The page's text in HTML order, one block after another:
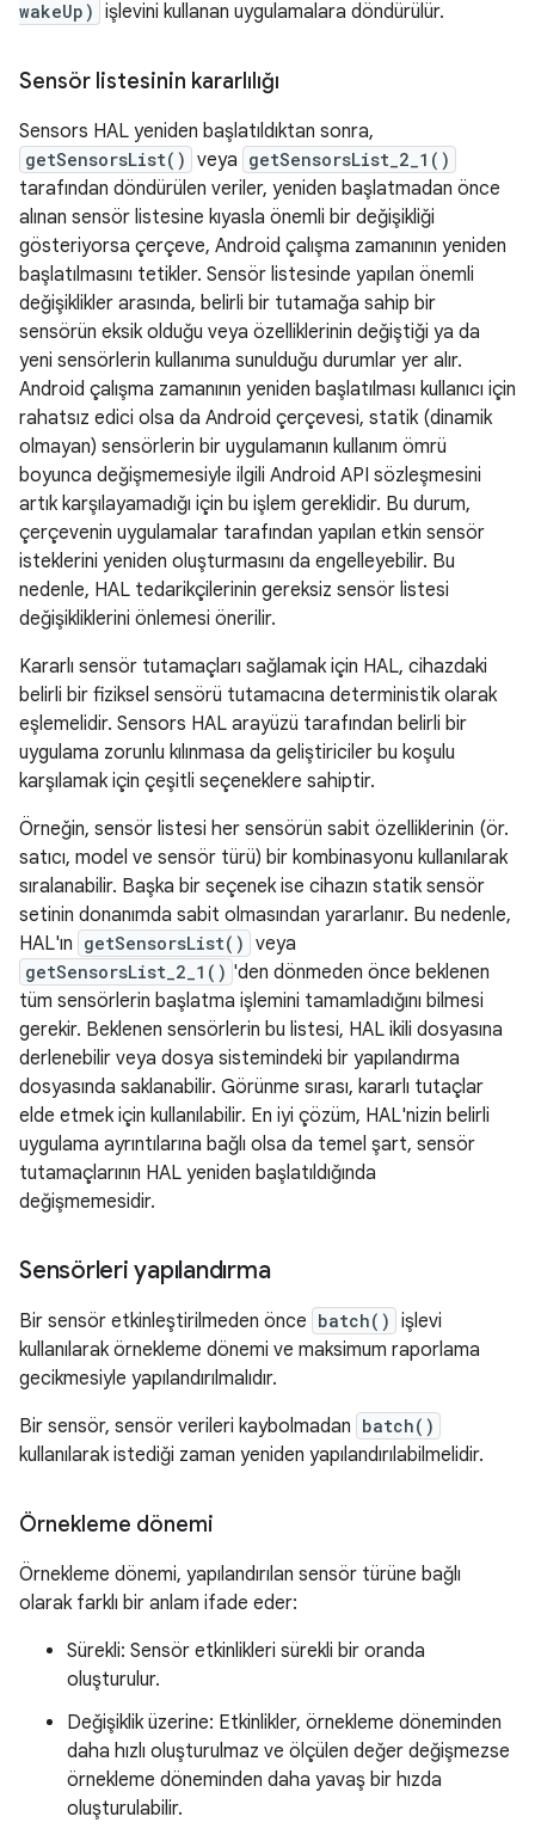
wakeUp) işlevini kullanan uygulamalara döndürülür.
Sensör listesinin kararlılığı
Sensors HAL yeniden başlatıldıktan sonra,
getSensorsList() veya getSensorsList_2_1()
tarafından döndürülen veriler, yeniden başlatmadan önce
alınan sensör listesine kıyasla önemli bir değişikliği
gösteriyorsa çerçeve, Android çalışma zamanının yeniden
başlatılmasını tetikler. Sensör listesinde yapılan önemli
değişiklikler arasında, belirli bir tutamağa sahip bir
sensörün eksik olduğu veya özelliklerinin değiştiği ya da
yeni sensörlerin kullanıma sunulduğu durumlar yer alır.
Android çalışma zamanının yeniden başlatılması kullanıcı için
rahatsız edici olsa da Android çerçevesi, statik (dinamik
olmayan) sensörlerin bir uygulamanın kullanım ömrü
boyunca değişmemesiyle ilgili Android API sözleşmesini
artık karşılayamadığı için bu işlem gereklidir. Bu durum,
çerçevenin uygulamalar tarafından yapılan etkin sensör
isteklerini yeniden oluşturmasını da engelleyebilir. Bu
nedenle, HAL tedarikçilerinin gereksiz sensör listesi
değişikliklerini önlemesi önerilir.
Kararlı sensör tutamaçları sağlamak için HAL, cihazdaki
belirli bir fiziksel sensörü tutamacına deterministik olarak
eşlemelidir. Sensors HAL arayüzü tarafından belirli bir
uygulama zorunlu kılınmasa da geliştiriciler bu koşulu
karşılamak için çeşitli seçeneklere sahiptir.
Örneğin, sensör listesi her sensörün sabit özelliklerinin (ör.
satıcı, model ve sensör türü) bir kombinasyonu kullanılarak
sıralanabilir. Başka bir seçenek ise cihazın statik sensör
setinin donanımda sabit olmasından yararlanır. Bu nedenle,
HAL'ın getSensorsList() veya
getSensorsList_2_1() 'den dönmeden önce beklenen
tüm sensörlerin başlatma işlemini tamamladığını bilmesi
gerekir. Beklenen sensörlerin bu listesi, HAL ikili dosyasına
derlenebilir veya dosya sistemindeki bir yapılandırma
dosyasında saklanabilir. Görünme sırası, kararlı tutaçlar
elde etmek için kullanılabilir. En iyi çözüm, HAL'nizin belirli
uygulama ayrıntılarına bağlı olsa da temel şart, sensör
tutamaçlarının HAL yeniden başlatıldığında
değişmemesidir.
Sensörleri yapılandırma
Bir sensör etkinleştirilmeden önce batch() işlevi
kullanılarak örnekleme dönemi ve maksimum raporlama
gecikmesiyle yapılandırılmalıdır.
Bir sensör, sensör verileri kaybolmadan batch()
kullanılarak istediği zaman yeniden yapılandırılabilmelidir.
Örnekleme dönemi
Örnekleme dönemi, yapılandırılan sensör türüne bağlı
olarak farklı bir anlam ifade eder:
Sürekli: Sensör etkinlikleri sürekli bir oranda
oluşturulur.
Değişiklik üzerine: Etkinlikler, örnekleme döneminden
daha hızlı oluşturulmaz ve ölçülen değer değişmezse
örnekleme döneminden daha yavaş bir hızda
oluşturulabilir.